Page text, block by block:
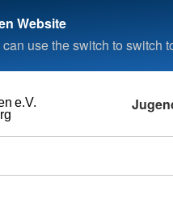
Website
use the switch to switch
e.V.